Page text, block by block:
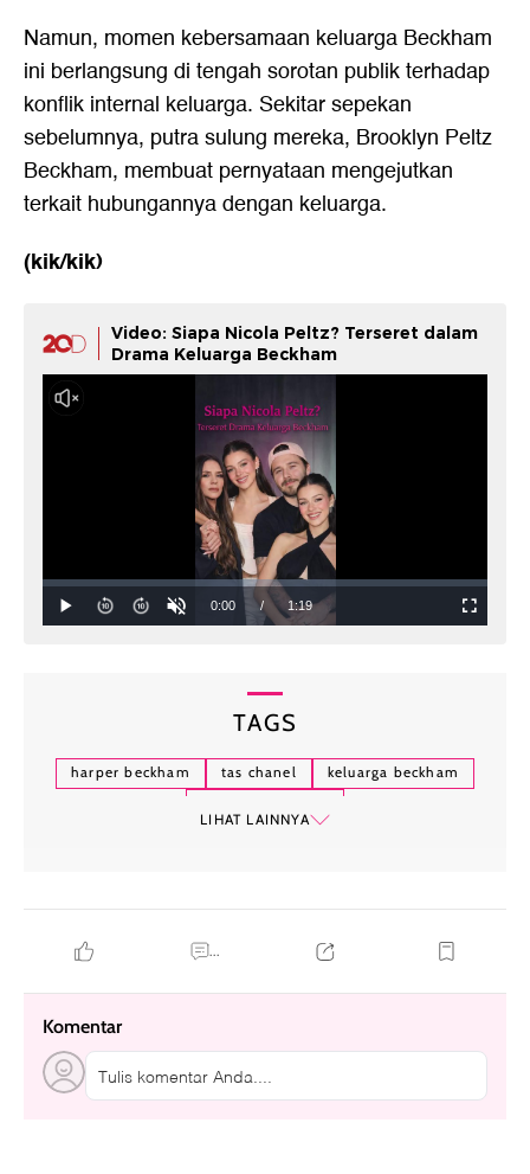
Namun, momen kebersamaan keluarga Beckham
ini berlangsung di tengah sorotan publik terhadap
konflik internal keluarga. Sekitar sepekan
sebelumnya, putra sulung mereka, Brooklyn Peltz
Beckham, membuat pernyataan mengejutkan
terkait hubungannya dengan keluarga.
(kik/kik)
Video: Siapa Nicola Peltz? Terseret dalam
Drama Keluarga Beckham
TAGS
harper beckham tas chanel
keluarga beckham
LIHAT LAINNYA
...
Komentar
Tulis komentar Anda....